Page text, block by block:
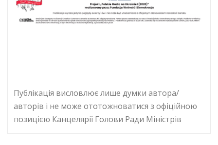
Публікація висловлює лише думки автора/
авторів і не може ототожноватися з офіційною
позицією Канцелярії Голови Ради Міністрів